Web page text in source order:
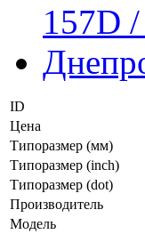
ID
Цена
Типоразмер (мм)
Типоразмер (inch)
Типоразмер (dot)
Производитель
Модель